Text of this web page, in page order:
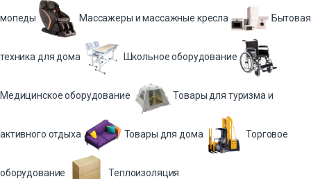
мопеды Массажеры и массажные кресла Бытовая
техника для дома Школьное оборудование
Медицинское оборудование Товары для туризма и
активного отдыха Товары для дома Торговое
оборудование Теплоизоляция